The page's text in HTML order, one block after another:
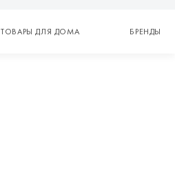
ТОВАРЫ ДЛЯ ДОМА БРЕНДЫ